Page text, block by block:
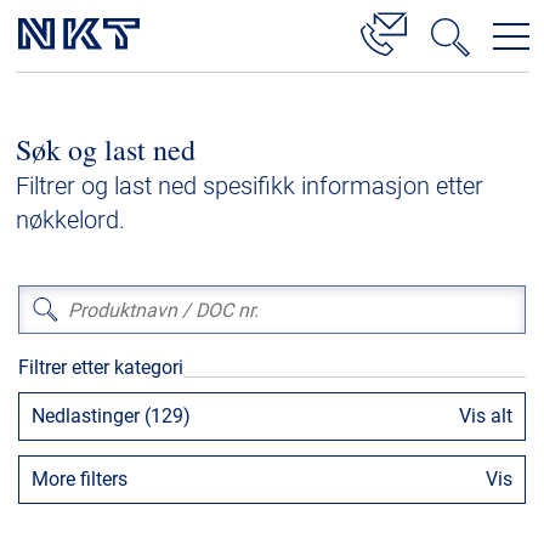
Høyspenningskabelløsninger
Kabelservice
Lavspenning
Høyspenningskabeltilbehør
Mellomspenningskabeltilbehør
Referanser
Nedlastinger
Søk og last ned
Filtrer og last ned spesifikk informasjon etter
nøkkelord.
Filtrer etter kategori
Nedlastinger (129) Vis alt
More filters Vis